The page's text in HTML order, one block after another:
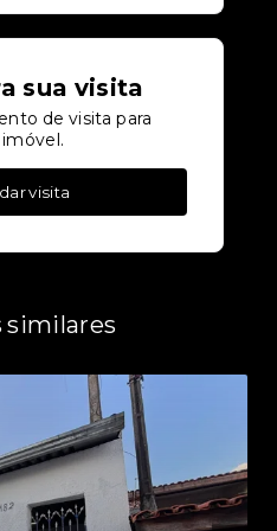
sua visita
de visita para
visita
similares